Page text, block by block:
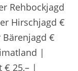
Rehbockjagd
Hirschjagd €
€
|
€ 25,– |